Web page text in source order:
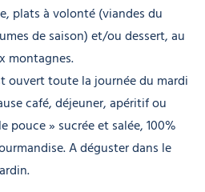
plats à volonté (viandes du
de saison) et/ou dessert, au
montagnes.
ouvert toute la journée du mardi
café, déjeuner, apéritif ou
pouce » sucrée et salée, 100%
A déguster dans le